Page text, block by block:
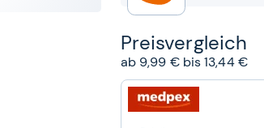
Preis­ver­gleich
ab 9,99 € bis 13,44 €
zum
Shop: